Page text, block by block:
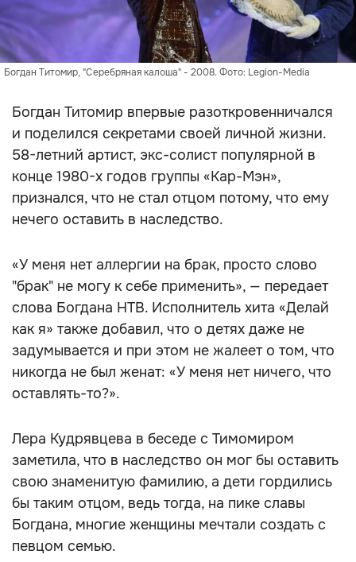
Богдан Титомир, "Серебряная калоша" - 2008. Фото: Legion-Media
Богдан Титомир впервые разоткровенничался
и поделился секретами своей личной жизни.
58-летний артист, экс-солист популярной в
конце 1980-х годов группы «Кар-Мэн»,
признался, что не стал отцом потому, что ему
нечего оставить в наследство.
«У меня нет аллергии на брак, просто слово
"брак" не могу к себе применить», — передает
слова Богдана НТВ. Исполнитель хита «Делай
как я» также добавил, что о детях даже не
задумывается и при этом не жалеет о том, что
никогда не был женат: «У меня нет ничего, что
оставлять-то?».
Лера Кудрявцева в беседе с Тимомиром
заметила, что в наследство он мог бы оставить
свою знаменитую фамилию, а дети гордились
бы таким отцом, ведь тогда, на пике славы
Богдана, многие женщины мечтали создать с
певцом семью.